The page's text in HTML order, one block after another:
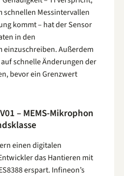
schnellen Messintervallen
kommt – hat der Sensor
in den
Außerdem
schnelle Änderungen der
bevor ein Grenzwert
– MEMS-Mikrophon
einen digitalen
das Hantieren mit
erspart. Infineon’s